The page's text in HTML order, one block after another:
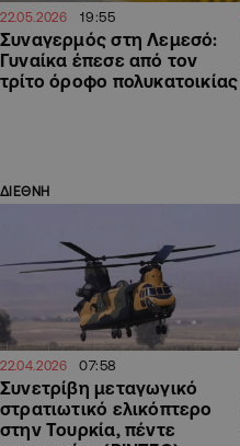
22.05.2026 19:55
Συναγερμός στη Λεμεσό:
Γυναίκα έπεσε από τον
τρίτο όροφο πολυκατοικίας
ΔΙΕΘΝΗ
22.04.2026 07:58
Συνετρίβη μεταγωγικό
στρατιωτικό ελικόπτερο
στην Τουρκία, πέντε